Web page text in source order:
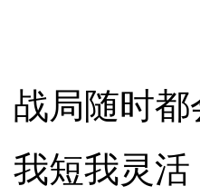
战局随时
我短我灵